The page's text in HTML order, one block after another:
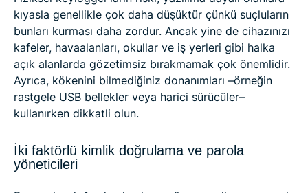
kıyasla genellikle çok daha düşüktür çünkü suçluların
bunları kurması daha zordur. Ancak yine de cihazınızı
kafeler, havaalanları, okullar ve iş yerleri gibi halka
açık alanlarda gözetimsiz bırakmamak çok önemlidir.
Ayrıca, kökenini bilmediğiniz donanımları –örneğin
rastgele USB bellekler veya harici sürücüler–
kullanırken dikkatli olun.
İki faktörlü kimlik doğrulama ve parola
yöneticileri